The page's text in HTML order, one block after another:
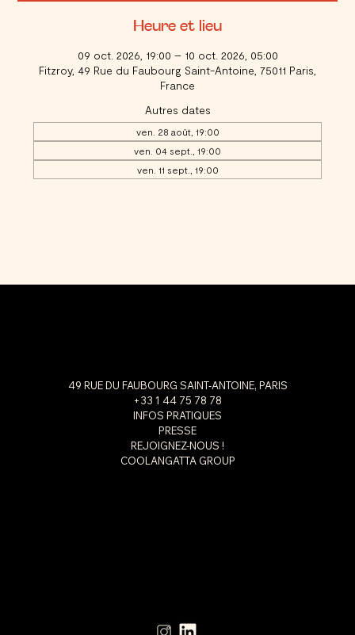
Heure et lieu
09 oct. 2026, 19:00 – 10 oct. 2026, 05:00
Fitzroy, 49 Rue du Faubourg Saint-Antoine, 75011 Paris,
France
Autres dates
ven. 28 août, 19:00
ven. 04 sept., 19:00
ven. 11 sept., 19:00
49 RUE DU FAUBOURG SAINT-ANTOINE, PARIS
+33 1 44 75 78 78
INFOS PRATIQUES
PRESSE
REJOIGNEZ-NOUS !
COOLANGATTA GROUP